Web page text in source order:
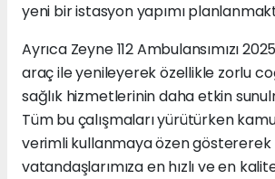
yeni bir istasyon yapımı
Ayrıca Zeyne 112 Ambulansımızı
araç ile yenileyerek özellikle zorlu
sağlık hizmetlerinin daha etkin
Tüm bu çalışmaları yürütürken
verimli kullanmaya özen göstererek
vatandaşlarımıza en hızlı ve en